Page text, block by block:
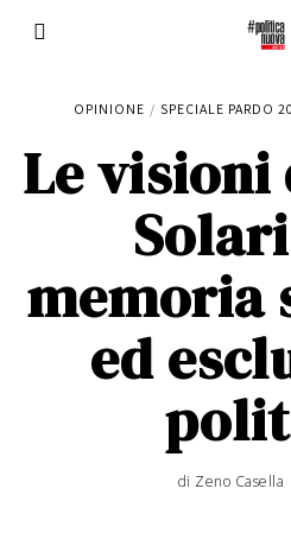
OPINIONE / SPECIALE PARDO
Le visioni
memoria
ed
di Zeno Casella